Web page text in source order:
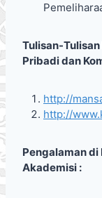
Tulisan-
Pribadi dan
http://
http://
Pengalaman
Akademisi :